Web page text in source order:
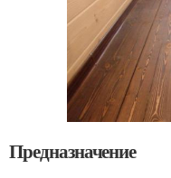
Предназначение